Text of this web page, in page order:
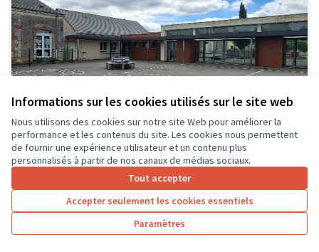
Informations sur les cookies utilisés sur le site web
Nous utilisons des cookies sur notre site Web pour améliorer la
performance et les contenus du site. Les cookies nous permettent
de fournir une expérience utilisateur et un contenu plus
personnalisés à partir de nos canaux de médias sociaux.
Tout accepter
Accepter seulement les cookies essentiels
Paramètres
Création d'espaces ombragés et
zones de jeux détentes dans la cour
Soumis